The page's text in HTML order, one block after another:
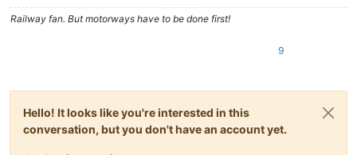
Railway fan. But motorways have to be done first!
9
Hello! It looks like you're interested in this
conversation, but you don't have an account yet.